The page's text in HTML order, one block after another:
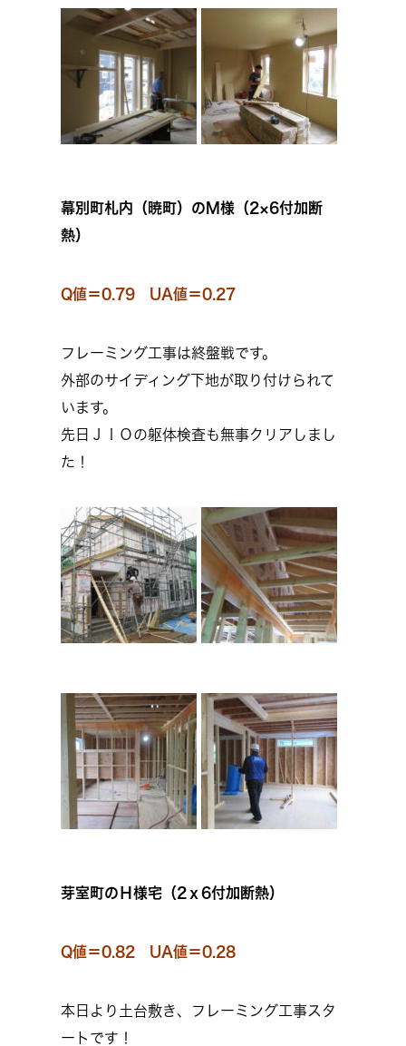
幕別町札内（暁町）のM様（2×6付加断
熱）
Q値＝0.79 UA値＝0.27
フレーミング工事は終盤戦です。
外部のサイディング下地が取り付けられて
います。
先日ＪＩＯの躯体検査も無事クリアしまし
た！
芽室町のＨ様宅（2ｘ6付加断熱）
Q値＝0.82 UA値＝0.28
本日より土台敷き、フレーミング工事スタ
ートです！